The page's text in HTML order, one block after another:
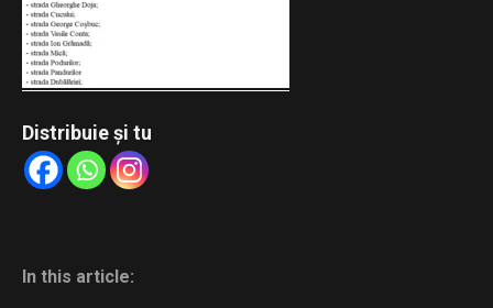
Distribuie și tu
In this article: